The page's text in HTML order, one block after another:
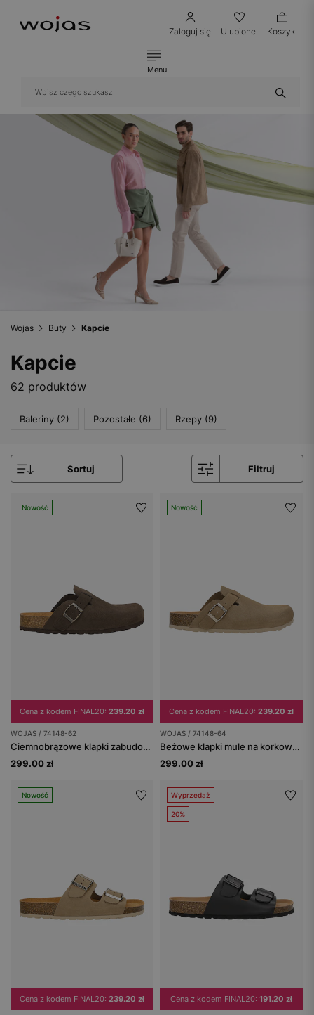
Zaloguj się Ulubione Koszyk
Menu
Wojas Buty Kapcie
Kapcie
62 produktów
Baleriny (2) Pozostałe (6) Rzepy (9)
Sortuj Filtruj
Nowość
Cena z kodem FINAL20: 239.20 zł
WOJAS / 74148-62
Ciemnobrązowe klapki zabudowane na korkowej podeszwie
299.00 zł
Nowość
Cena z kodem FINAL20: 239.20 zł
WOJAS / 74148-64
Beżowe klapki mule na korkowej podeszwie
299.00 zł
Nowość
Cena z kodem FINAL20: 239.20 zł
Wyprzedaż
20%
Cena z kodem FINAL20: 191.20 zł